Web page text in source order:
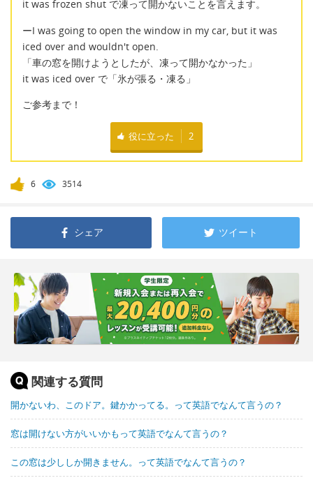
it was frozen shut で凍って開かないことを言えます。
ーI was going to open the window in my car, but it was
iced over and wouldn't open.
「車の窓を開けようとしたが、凍って開かなかった」
it was iced over で「氷が張る・凍る」
ご参考まで！
役に立った 2
6 3514
シェア ツイート
関連する質問
開かないわ、このドア。鍵かかってる。って英語でなんて言うの？
窓は開けない方がいいかもって英語でなんて言うの？
この窓は少ししか開きません。って英語でなんて言うの？